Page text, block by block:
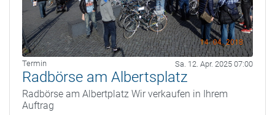
Termin Sa. 12. Apr. 2025 07:00
Radbörse am Albertsplatz
Radbörse am Albertplatz Wir verkaufen in Ihrem
Auftrag